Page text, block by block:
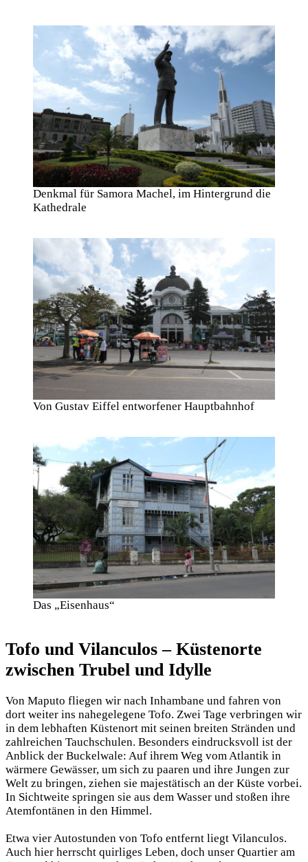
Denkmal für Samora Machel, im Hintergrund die
Kathedrale
Von Gustav Eiffel entworfener Hauptbahnhof
Das „Eisenhaus“
Tofo und Vilanculos – Küstenorte
zwischen Trubel und Idylle
Von Maputo fliegen wir nach Inhambane und fahren von
dort weiter ins nahegelegene Tofo. Zwei Tage verbringen wir
in dem lebhaften Küstenort mit seinen breiten Stränden und
zahlreichen Tauchschulen. Besonders eindrucksvoll ist der
Anblick der Buckelwale: Auf ihrem Weg vom Atlantik in
wärmere Gewässer, um sich zu paaren und ihre Jungen zur
Welt zu bringen, ziehen sie majestätisch an der Küste vorbei.
In Sichtweite springen sie aus dem Wasser und stoßen ihre
Atemfontänen in den Himmel.
Etwa vier Autostunden von Tofo entfernt liegt Vilanculos.
Auch hier herrscht quirliges Leben, doch unser Quartier am